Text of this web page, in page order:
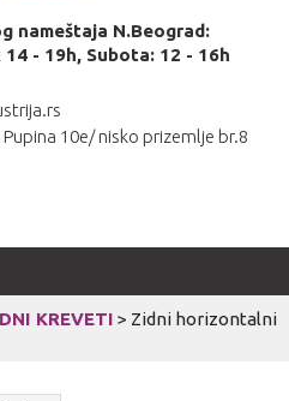
nameštaja N.Beograd:
- 19h, Subota: 12 - 16h
10e/ nisko prizemlje br.8
KREVETI> Zidni horizontalni